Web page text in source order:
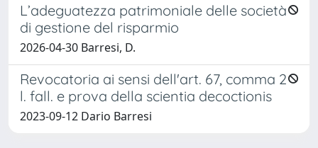
L’adeguatezza patrimoniale delle società
di gestione del risparmio
2026-04-30 Barresi, D.
Revocatoria ai sensi dell'art. 67, comma 2
l. fall. e prova della scientia decoctionis
2023-09-12 Dario Barresi